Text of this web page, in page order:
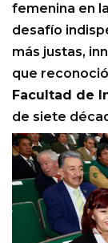
femenina en
desafío
más justas,
que
Facultad de
de siete